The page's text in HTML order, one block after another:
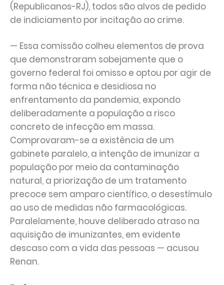
(Republicanos-RJ), todos são alvos de pedido
de indiciamento por incitação ao crime.
— Essa comissão colheu elementos de prova
que demonstraram sobejamente que o
governo federal foi omisso e optou por agir de
forma não técnica e desidiosa no
enfrentamento da pandemia, expondo
deliberadamente a população a risco
concreto de infecção em massa.
Comprovaram-se a existência de um
gabinete paralelo, a intenção de imunizar a
população por meio da contaminação
natural, a priorização de um tratamento
precoce sem amparo científico, o desestímulo
ao uso de medidas não farmacológicas.
Paralelamente, houve deliberado atraso na
aquisição de imunizantes, em evidente
descaso com a vida das pessoas — acusou
Renan.